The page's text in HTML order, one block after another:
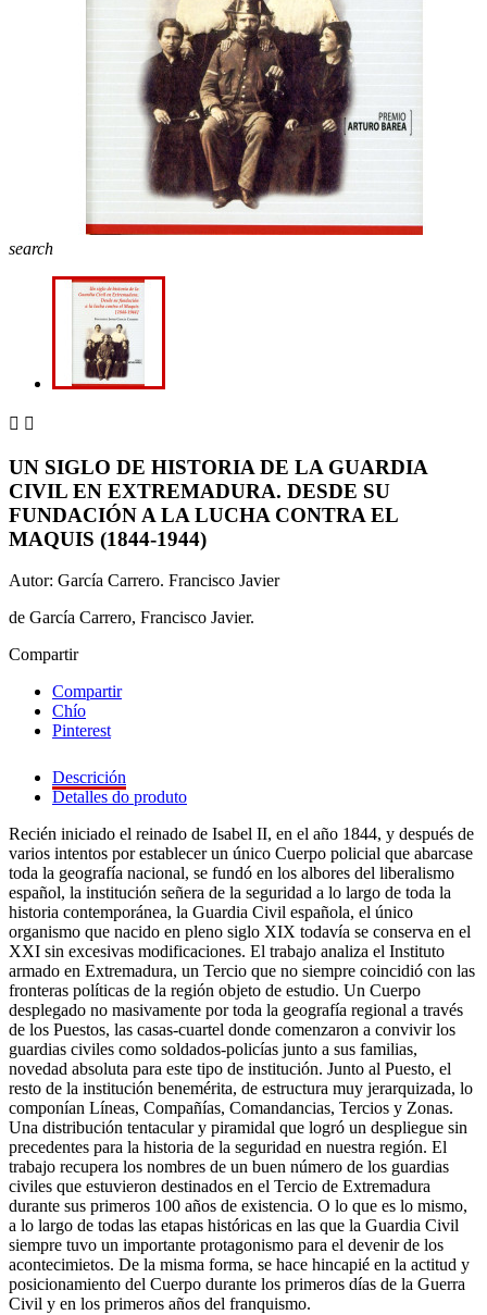
search
 
UN SIGLO DE HISTORIA DE LA GUARDIA
CIVIL EN EXTREMADURA. DESDE SU
FUNDACIÓN A LA LUCHA CONTRA EL
MAQUIS (1844-1944)
Autor: García Carrero. Francisco Javier
de García Carrero, Francisco Javier.
Compartir
Compartir
Chío
Pinterest
Descrición
Detalles do produto
Recién iniciado el reinado de Isabel II, en el año 1844, y después de
varios intentos por establecer un único Cuerpo policial que abarcase
toda la geografía nacional, se fundó en los albores del liberalismo
español, la institución señera de la seguridad a lo largo de toda la
historia contemporánea, la Guardia Civil española, el único
organismo que nacido en pleno siglo XIX todavía se conserva en el
XXI sin excesivas modificaciones. El trabajo analiza el Instituto
armado en Extremadura, un Tercio que no siempre coincidió con las
fronteras políticas de la región objeto de estudio. Un Cuerpo
desplegado no masivamente por toda la geografía regional a través
de los Puestos, las casas-cuartel donde comenzaron a convivir los
guardias civiles como soldados-policías junto a sus familias,
novedad absoluta para este tipo de institución. Junto al Puesto, el
resto de la institución benemérita, de estructura muy jerarquizada, lo
componían Líneas, Compañías, Comandancias, Tercios y Zonas.
Una distribución tentacular y piramidal que logró un despliegue sin
precedentes para la historia de la seguridad en nuestra región. El
trabajo recupera los nombres de un buen número de los guardias
civiles que estuvieron destinados en el Tercio de Extremadura
durante sus primeros 100 años de existencia. O lo que es lo mismo,
a lo largo de todas las etapas históricas en las que la Guardia Civil
siempre tuvo un importante protagonismo para el devenir de los
acontecimietos. De la misma forma, se hace hincapié en la actitud y
posicionamiento del Cuerpo durante los primeros días de la Guerra
Civil y en los primeros años del franquismo.